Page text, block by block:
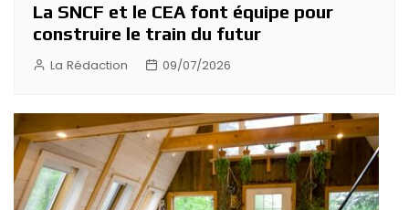
La SNCF et le CEA font équipe pour
construire le train du futur
La Rédaction 09/07/2026